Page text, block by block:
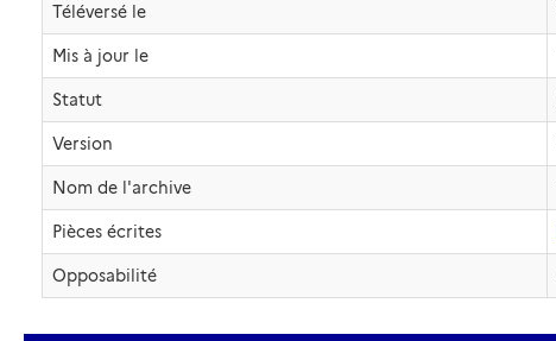
Téléversé le
Mis à jour le
Statut
Version
Nom de l'archive
Pièces écrites
Opposabilité